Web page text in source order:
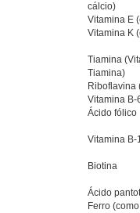
cálcio)
Vitamina E
Vitamina K
Tiamina
Tiamina)
Riboflavina
Vitamina
Ácido fólico
Vitamina
Biotina
Ácido
Ferro